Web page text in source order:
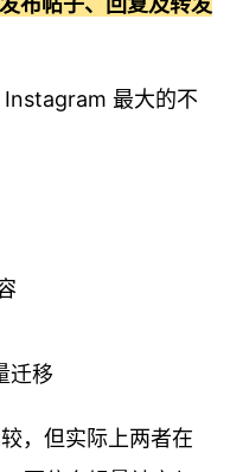
Instagram 最大的不
迁移
，但实际上两者在